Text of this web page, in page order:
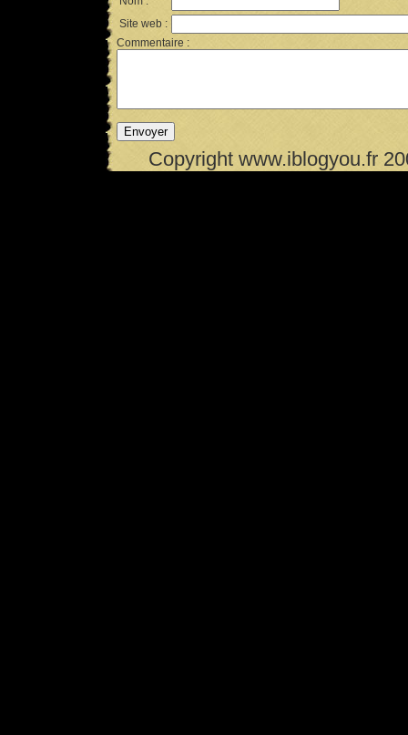
Site web :
Commentaire :
Copyright www.iblogyou.fr